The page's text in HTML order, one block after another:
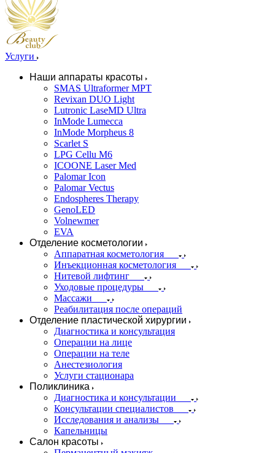
Услуги
Наши аппараты красоты
SMAS Ultraformer MPT
Revixan DUO Light
Lutronic LaseMD Ultra
InMode Lumecca
InMode Morpheus 8
Scarlet S
LPG Cellu M6
ICOONE Laser Med
Palomar Icon
Palomar Vectus
Endospheres Therapy
GenoLED
Volnewmer
EVA
Отделение косметологии
Аппаратная косметология
Инъекционная косметология
Нитевой лифтинг
Уходовые процедуры
Массажи
Реабилитация после операций
Отделение пластической хирургии
Диагностика и консультация
Операции на лице
Операции на теле
Анестезиология
Услуги стационара
Поликлиника
Диагностика и консультации
Консультации специалистов
Исследования и анализы
Капельницы
Салон красоты